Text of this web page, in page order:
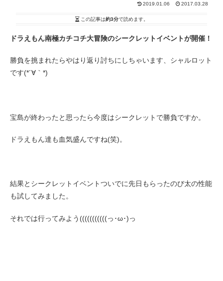
2019.01.06 2017.03.28
この記事は約3分で読めます。
ドラえもん南極カチコチ大冒険のシークレットイベントが開催！
勝負を挑まれたらやはり返り討ちにしちゃいます、シャルロット
です(*´∀｀*)
宝島が終わったと思ったら今度はシークレットで勝負ですか。
ドラえもん達も血気盛んですね(笑)。
結果とシークレットイベントついでに先日もらったのび太の性能
も試してみました。
それでは行ってみよう(((((((((((っ･ω･)っ